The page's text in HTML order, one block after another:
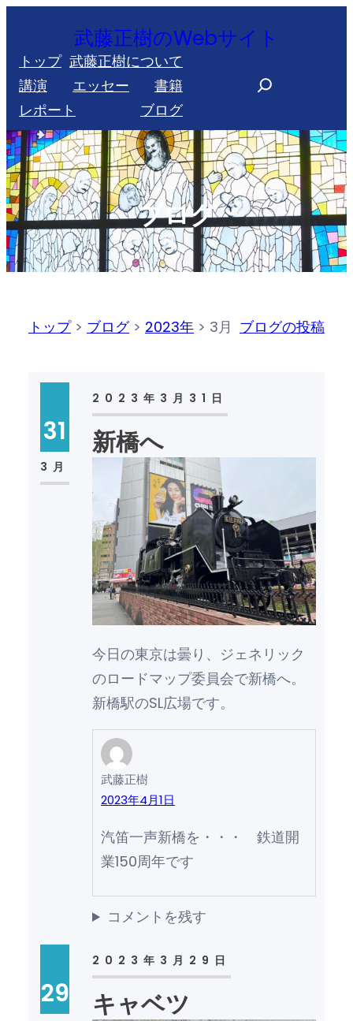
を
ス
キ
ッ
プ
武藤正樹のWebサイト
トップ 武藤正樹について
講演
エッセー
書籍
レポート
ブログ
r
c
h
ブログ
トップ> ブログ> 2023年 > 3月 ブログの投稿
31
3月
2023年3月31日
新橋へ
今日の東京は曇り、ジェネリック
のロードマップ委員会で新橋へ。
新橋駅のSL広場です。
武藤正樹
2023年4月1日
汽笛一声新橋を・・・ 鉄道開
業150周年です
コメントを残す
29
2023年3月29日
キャベツ